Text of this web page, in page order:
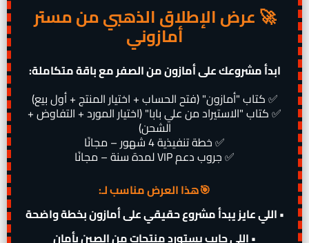
🚀 عرض الإطلاق الذهبي من مستر
أمازوني
:ابدأ مشروعك على أمازون من الصفر مع باقة متكاملة
✅ كتاب "أمازون" (فتح الحساب + اختيار المنتج + أول بيع)
✅ كتاب "الاستيراد من علي بابا" (اختيار المورد + التفاوض +
الشحن)
✅ خطة تنفيذية 4 شهور – مجانًا
✅ جروب دعم VIP لمدة سنة – مجانًا
:هذا العرض مناسب لـ🎯
اللي عايز يبدأ مشروع حقيقي على أمازون بخطة واضحة •
• اللي حابب يستورد منتجات من الصين بأمان